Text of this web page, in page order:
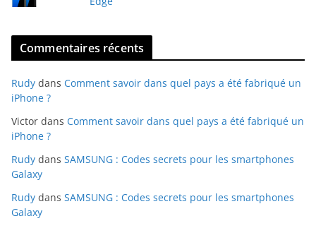
Commentaires récents
Rudy dans Comment savoir dans quel pays a été fabriqué un
iPhone ?
Victor dans Comment savoir dans quel pays a été fabriqué un
iPhone ?
Rudy dans SAMSUNG : Codes secrets pour les smartphones
Galaxy
Rudy dans SAMSUNG : Codes secrets pour les smartphones
Galaxy